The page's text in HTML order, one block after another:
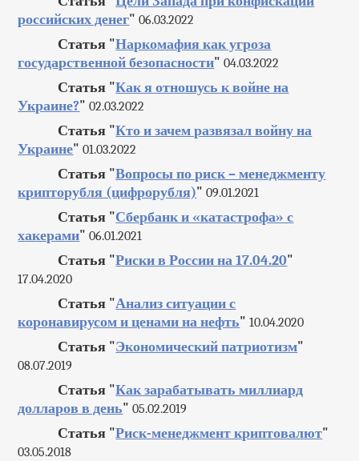
российских денег" 06.03.2022
Статья "Наркомафия как угроза
государственной безопасности" 04.03.2022
Статья "Как я отношусь к войне на
Украине?" 02.03.2022
Статья "Кто и зачем развязал войну на
Украине" 01.03.2022
Статья "Вопросы по риск – менеджменту
крипторубля (цифрорубля)" 09.01.2021
Статья "Сбербанк и «катастрофа» с
хакерами" 06.01.2021
Статья "Риски в России на 17.04.20"
17.04.2020
Статья "Анализ ситуации с
коронавирусом и ценами на нефть" 10.04.2020
Статья "Экономический патриотизм"
08.07.2019
Статья "Как зарабатывать миллиард
долларов в день" 05.02.2019
Статья "Риск-менеджмент криптовалют"
03.05.2018